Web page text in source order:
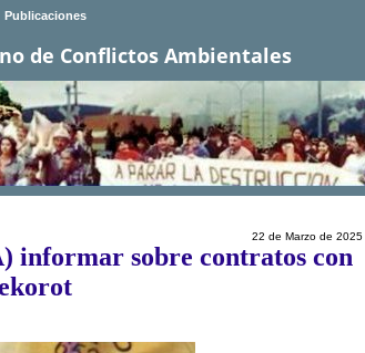
Publicaciones
de Conflictos Ambientales
22 de Marzo de 2025
informar sobre contratos con